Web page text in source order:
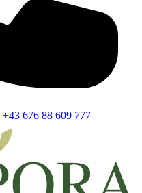
+43 676 88 609 777